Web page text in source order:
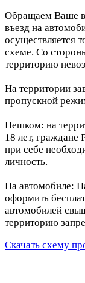
Обращаем Ваше
въезд на
осуществляется
схеме. Со
территорию
На территории
пропускной
Пешком: на
18 лет,
при себе
личность.
На автомобиле:
оформить
автомобилей
территорию
Скачать схему